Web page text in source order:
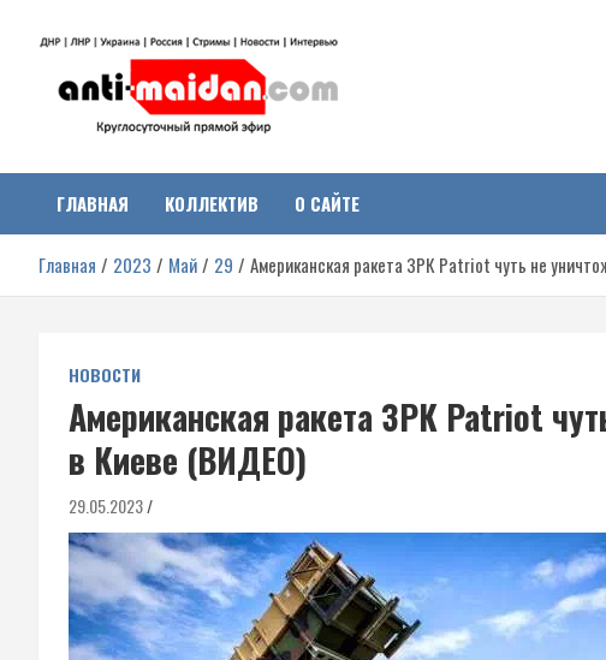
Антимайдан:
Гражданская война на
Украине
о гражданской войне на Украине, включая события в Новороссии,
ДНР, ЛНР и других регионах.
ГЛАВНАЯ КОЛЛЕКТИВ О САЙТЕ
Главная 2023 Май 29 Американская ракета ЗРК Patriot чуть не
НОВОСТИ
Американская ракета ЗРК Patriot
в Киеве (ВИДЕО)
29.05.2023